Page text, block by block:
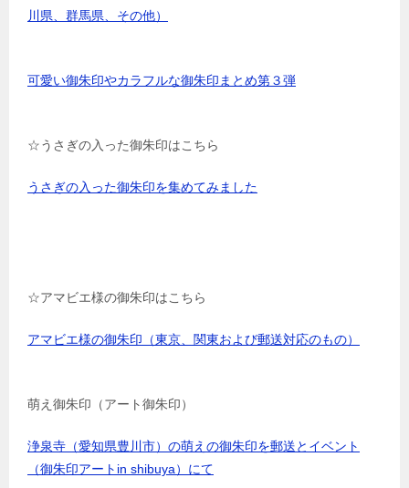
川県、群馬県、その他）
可愛い御朱印やカラフルな御朱印まとめ第３弾
☆うさぎの入った御朱印はこちら
うさぎの入った御朱印を集めてみました
☆アマビエ様の御朱印はこちら
アマビエ様の御朱印（東京、関東および郵送対応のもの）
萌え御朱印（アート御朱印）
浄泉寺（愛知県豊川市）の萌えの御朱印を郵送とイベント
（御朱印アートin shibuya）にて